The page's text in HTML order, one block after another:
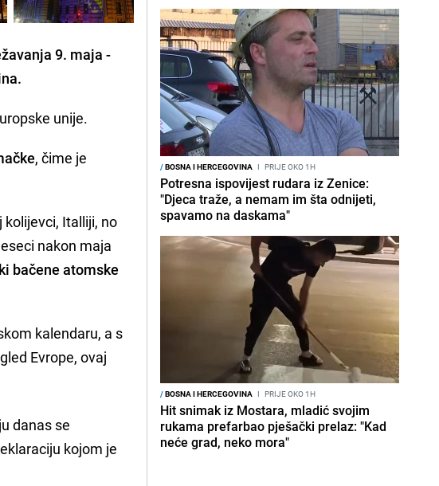
9. maja -
unije.
, čime je
Italliji, no
nakon maja
bačene atomske
kalendaru, a s
Evrope, ovaj
danas se
kojom je
/BOSNA I HERCEGOVINA I PRIJE OKO 1H
Potresna ispovijest rudara iz Zenice:
"Djeca traže, a nemam im šta odnijeti,
spavamo na daskama"
/BOSNA I HERCEGOVINA I PRIJE OKO 1H
Hit snimak iz Mostara, mladić svojim
rukama prefarbao pješački prelaz: "Kad
neće grad, neko mora"